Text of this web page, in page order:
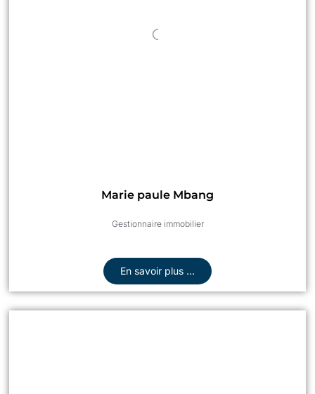
Marie paule Mbang
Gestionnaire immobilier
En savoir plus ...